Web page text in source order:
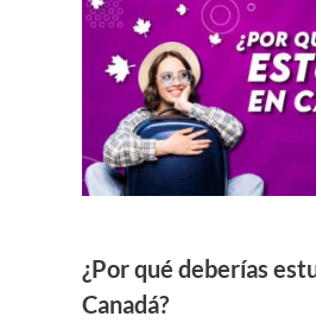
¿Por qué deberías
Canadá?